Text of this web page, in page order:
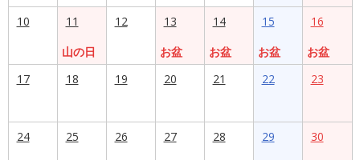
10
11
山の日
12
13
お盆
14
お盆
15
お盆
16
お盆
17
18 19 20 21 22 23
24 25 26 27 28 29 30